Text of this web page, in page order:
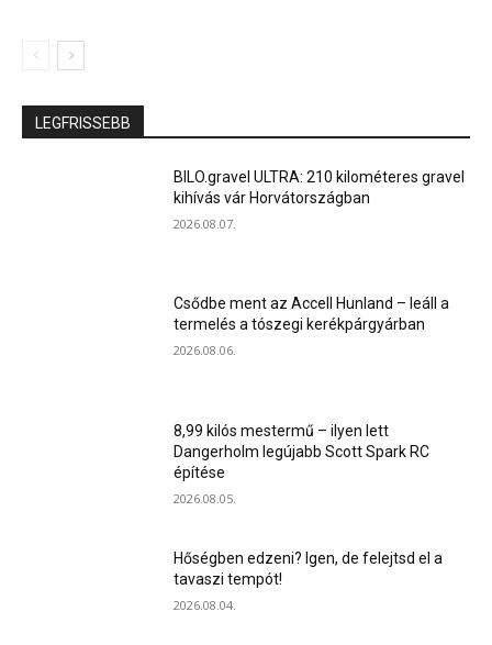
LEGFRISSEBB
BILO.gravel ULTRA: 210 kilométeres gravel
kihívás vár Horvátországban
2026.08.07.
Csődbe ment az Accell Hunland – leáll a
termelés a tószegi kerékpárgyárban
2026.08.06.
8,99 kilós mestermű – ilyen lett
Dangerholm legújabb Scott Spark RC
építése
2026.08.05.
Hőségben edzeni? Igen, de felejtsd el a
tavaszi tempót!
2026.08.04.